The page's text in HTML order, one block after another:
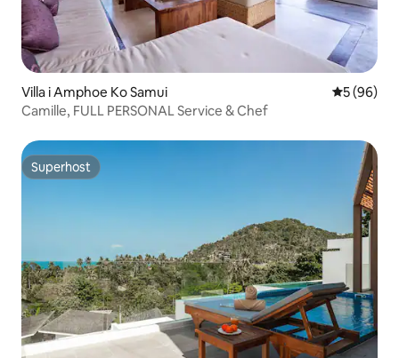
Villa i Amphoe Ko Samui 5 av 5 i
5 (96)
Camille, FULL PERSONAL Service & Chef
Superhost
Superhost